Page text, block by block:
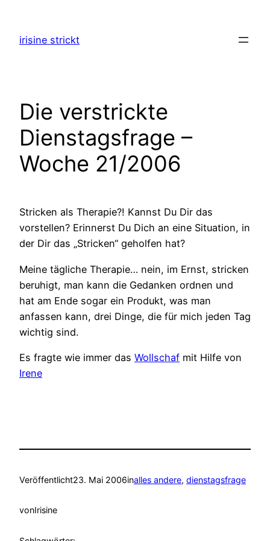
springen
irisine strickt
Die verstrickte
Dienstagsfrage –
Woche 21/2006
Stricken als Therapie?! Kannst Du Dir das
vorstellen? Erinnerst Du Dich an eine Situation, in
der Dir das „Stricken“ geholfen hat?
Meine tägliche Therapie… nein, im Ernst, stricken
beruhigt, man kann die Gedanken ordnen und
hat am Ende sogar ein Produkt, was man
anfassen kann, drei Dinge, die für mich jeden Tag
wichtig sind.
Es fragte wie immer das Wollschaf mit Hilfe von
Irene
Veröffentlicht23. Mai 2006inalles andere, dienstagsfrage
vonIrisine